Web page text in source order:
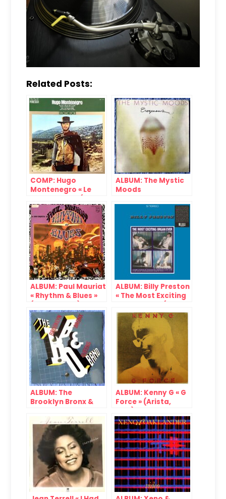
Related Posts:
COMP: Hugo
Montenegro « Le
1976)
ALBUM: The Mystic
Moods
(Warner Bros, 1974)
ALBUM: Paul Mauriat
« Rhythm & Blues »
ALBUM: Billy Preston
« The Most Exciting
Jay, 1965)
ALBUM: The
Brooklyn Bronx &
B., B. & Q. Band »
(Capitol, 1981)
ALBUM: Kenny G « G
Force » (Arista,